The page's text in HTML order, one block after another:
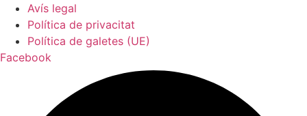
Avís legal
Política de privacitat
Política de galetes (UE)
Facebook